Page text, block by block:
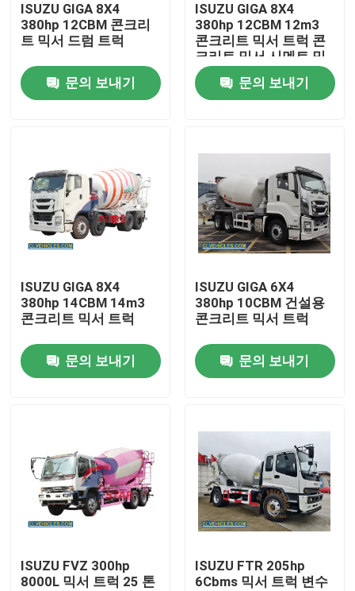
집
화면
ISUZU GIGA 8X4
380hp 12CBM 콘크리
트 믹서 드럼 트럭
문의 보내기
ISUZU GIGA 8X4
380hp 12CBM 12m3
콘크리트 믹서 트럭 콘
크리트 믹서 시멘트 믹
서 콘크리트 믹서 트럭
문의 보내기
ISUZU GIGA 8X4
380hp 14CBM 14m3
콘크리트 믹서 트럭
문의 보내기
ISUZU GIGA 6X4
380hp 10CBM 건설용
콘크리트 믹서 트럭
문의 보내기
ISUZU FVZ 300hp
8000L 믹서 트럭 25 톤
ISUZU FTR 205hp
6Cbms 믹서 트럭 변수